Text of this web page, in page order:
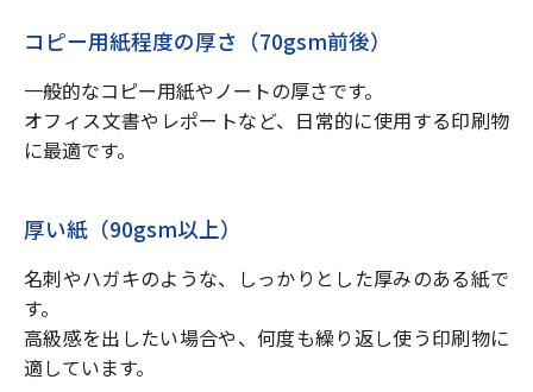
コピー用紙程度の厚さ（70gsm前後）
一般的なコピー用紙やノートの厚さです。
オフィス文書やレポートなど、日常的に使用する印刷物
に最適です。
厚い紙（90gsm以上）
名刺やハガキのような、しっかりとした厚みのある紙で
す。
高級感を出したい場合や、何度も繰り返し使う印刷物に
適しています。